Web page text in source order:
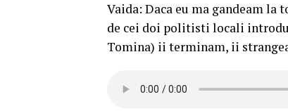
Vaida: Daca eu ma gandeam la
de cei doi politisti locali
Tomina) ii terminam, ii